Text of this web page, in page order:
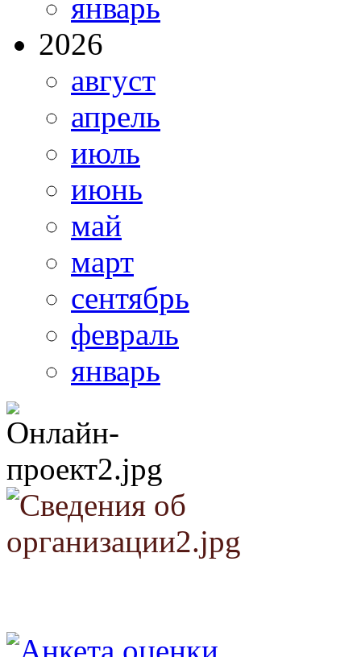
январь
2026
август
апрель
июль
июнь
май
март
сентябрь
февраль
январь